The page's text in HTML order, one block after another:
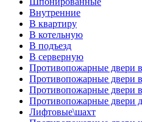
Внутренние
В квартиру
В котельную
В подъезд
В серверную
Противопожарные двери
Противопожарные двери
Противопожарные двери
Противопожарные двери
Лифтовые\шахт